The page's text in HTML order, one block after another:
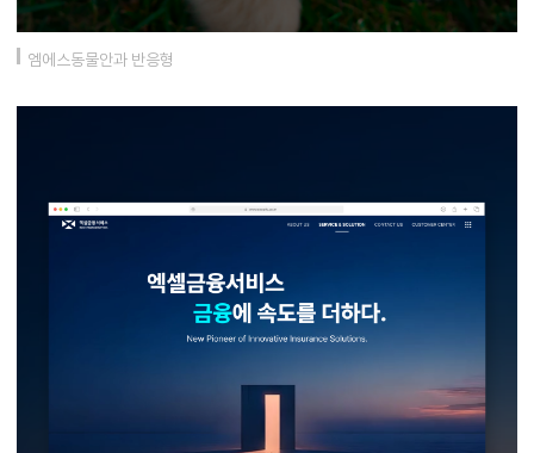
엠에스동물안과 반응형